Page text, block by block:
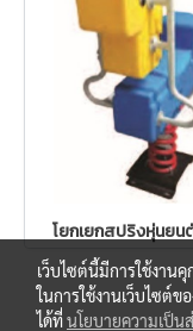
โยกเยกสปริงหุ่นยน
เว็บไซต์นี้มีการใช้งา
ในการใช้งานเว็บไซต์
ได้ที่นโยบายความเป็น